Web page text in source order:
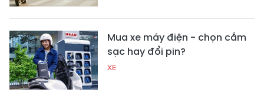
Mua xe máy điện - chọn cắm
sạc hay đổi pin?
XE